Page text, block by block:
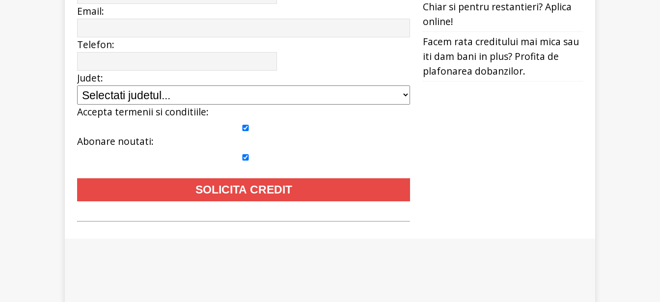
Email:
Telefon:
Judet:
Accepta termenii si conditiile:
Abonare noutati:
Chiar si pentru restantieri? Aplica
online!
Facem rata creditului mai mica sau
iti dam bani in plus? Profita de
plafonarea dobanzilor.